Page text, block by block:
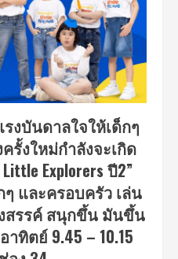
งบันดาลใจให้เด็กๆ
รั้งใหม่กำลังจะเกิด
Explorers ปี2”
ๆ และครอบครัว เล่น
สรรค์ สนุกขึ้น มันขึ้น
ทิตย์ 9.45 – 10.15